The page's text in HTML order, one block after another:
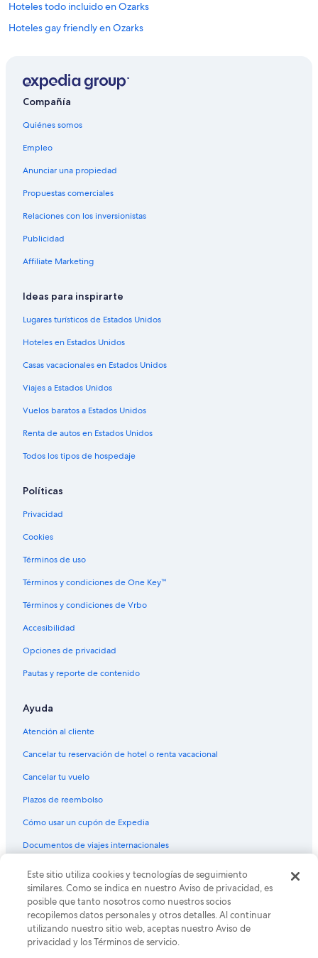
Hoteles todo incluido en Ozarks
Hoteles gay friendly en Ozarks
Compañía
Quiénes somos
Empleo
Anunciar una propiedad
Propuestas comerciales
Relaciones con los inversionistas
Publicidad
Affiliate Marketing
Ideas para inspirarte
Lugares turísticos de Estados Unidos
Hoteles en Estados Unidos
Casas vacacionales en Estados Unidos
Viajes a Estados Unidos
Vuelos baratos a Estados Unidos
Renta de autos en Estados Unidos
Todos los tipos de hospedaje
Políticas
Privacidad
Cookies
Términos de uso
Términos y condiciones de One Key™
Términos y condiciones de Vrbo
Accesibilidad
Opciones de privacidad
Pautas y reporte de contenido
Ayuda
Atención al cliente
Cancelar tu reservación de hotel o renta vacacional
Cancelar tu vuelo
Plazos de reembolso
Cómo usar un cupón de Expedia
Documentos de viajes internacionales
© 2026 Expedia, Inc., una empresa de Expedia Group. Todos los
derechos reservados. Expedia y el logo de Expedia son marcas
registradas o marcas comerciales de Expedia, Inc. CST# 2029030-50.
Este sitio utiliza cookies y tecnologías de seguimiento
similares. Como se indica en nuestro Aviso de privacidad, es
posible que tanto nosotros como nuestros socios
recopilemos datos personales y otros detalles. Al continuar
utilizando nuestro sitio web, aceptas nuestro Aviso de
privacidad y los Términos de servicio.